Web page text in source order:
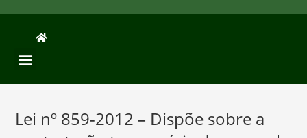
Lei nº 859-2012 – Dispõe sobre a